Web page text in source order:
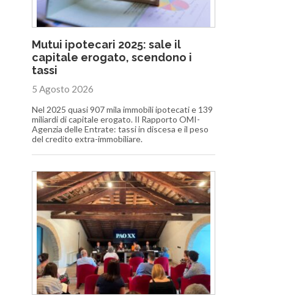
Mutui ipotecari 2025: sale il
capitale erogato, scendono i
tassi
5 Agosto 2026
Nel 2025 quasi 907 mila immobili ipotecati e 139
miliardi di capitale erogato. Il Rapporto OMI-
Agenzia delle Entrate: tassi in discesa e il peso
del credito extra-immobiliare.